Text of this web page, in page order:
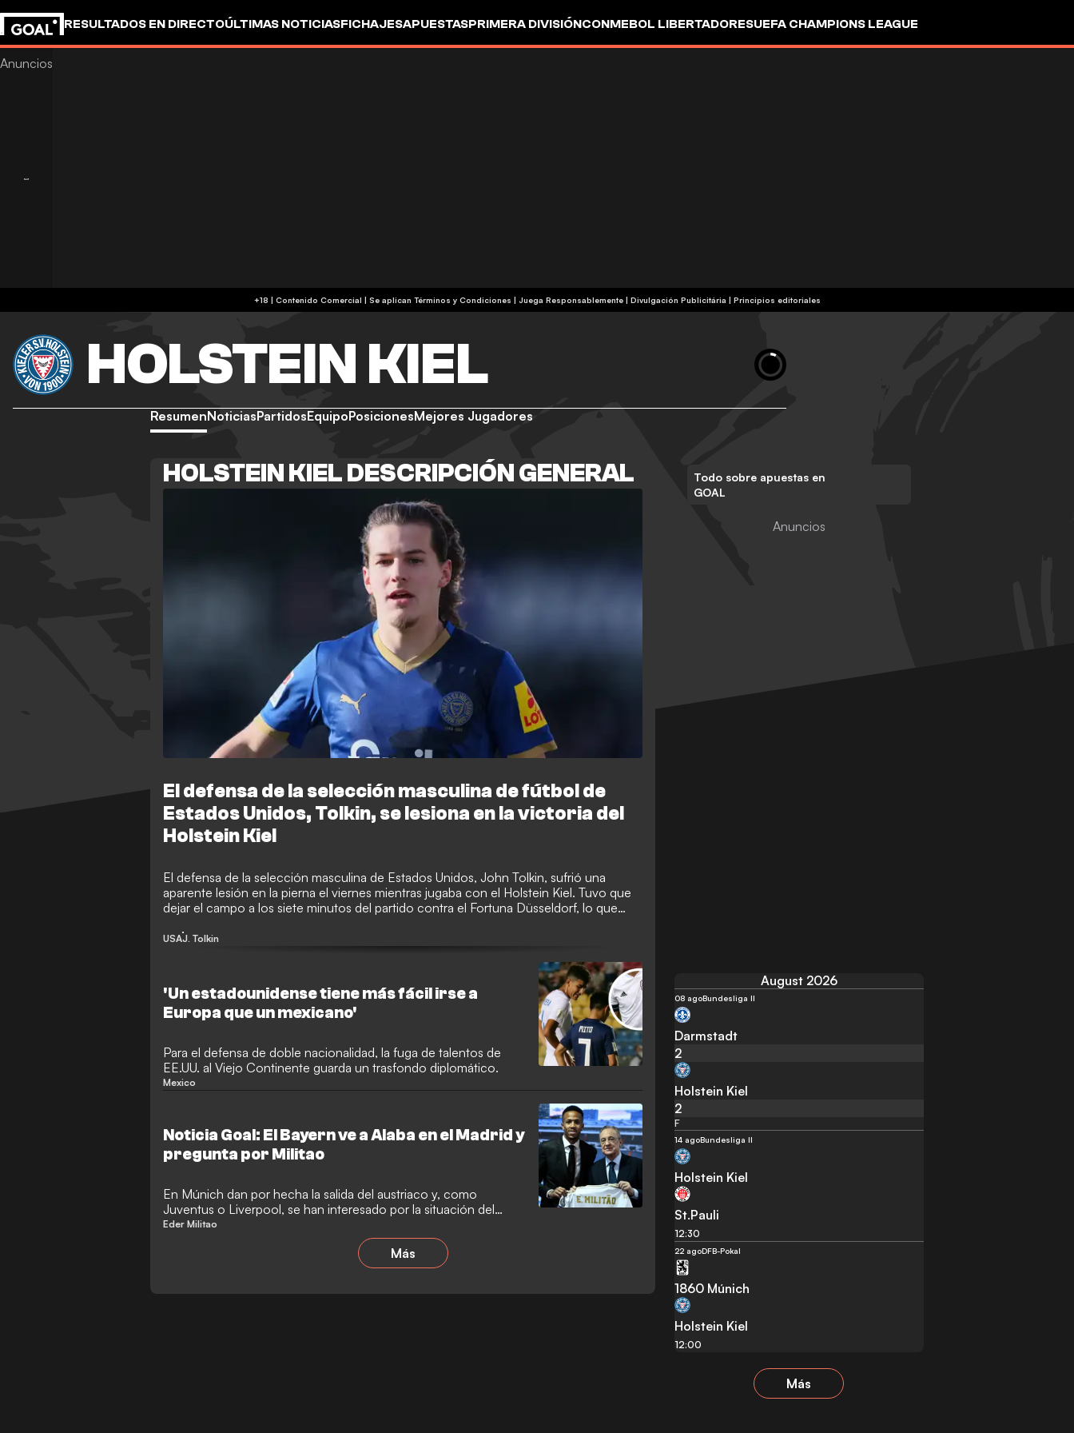
RESULTADOS EN DIRECTOÚLTIMAS NOTICIASFICHAJESAPUESTASPRIMERA DIVISIÓNCONMEBOL LIBERTADORESUEFA CHAMPIONS LEAGUE
+18 | Contenido Comercial | Se aplican Términos y Condiciones | Juega Responsablemente| Divulgación Publicitária | Principios editoriales
HOLSTEIN KIEL
ResumenNoticiasPartidosEquipoPosicionesMejores Jugadores
HOLSTEIN KIEL DESCRIPCIÓN GENERAL
El defensa de la selección masculina de fútbol de
Estados Unidos, Tolkin, se lesiona en la victoria del
Holstein Kiel
El defensa de la selección masculina de Estados Unidos, John Tolkin, sufrió una
aparente lesión en la pierna el viernes mientras jugaba con el Holstein Kiel. Tuvo que
dejar el campo a los siete minutos del partido contra el Fortuna Düsseldorf, lo que
USAJ. Tolkin
'Un estadounidense tiene más fácil irse a
Europa que un mexicano'
Para el defensa de doble nacionalidad, la fuga de talentos de
EE.UU. al Viejo Continente guarda un trasfondo diplomático.
Mexico
Noticia Goal: El Bayern ve a Alaba en el Madrid y
pregunta por Militao
En Múnich dan por hecha la salida del austriaco y, como
Juventus o Liverpool, se han interesado por la situación del
brasileño
Eder Militao
Más
August 2026
08 agoBundesliga II
Darmstadt
2
Holstein Kiel
2
F
14 agoBundesliga II
Holstein Kiel
St.Pauli
12:30
22 agoDFB-Pokal
1860 Múnich
Holstein Kiel
12:00
Más
Todo sobre apuestas en
GOAL